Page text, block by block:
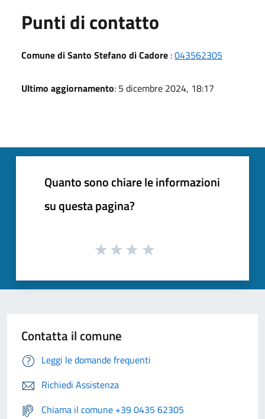
Punti di contatto
Comune di Santo Stefano di Cadore :043562305
Ultimo aggiornamento: 5 dicembre 2024, 18:17
Quanto sono chiare le informazioni
su questa pagina?
Contatta il comune
Leggi le domande frequenti
Richiedi Assistenza
Chiama il comune +39 0435 62305